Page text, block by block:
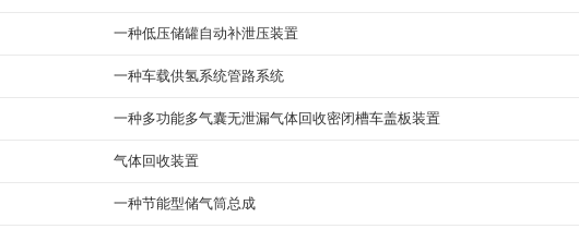
一种低压储罐自动补泄压装置
一种车载供氢系统管路系统
一种多功能多气囊无泄漏气体回收密闭槽车盖板装置
气体回收装置
一种节能型储气筒总成